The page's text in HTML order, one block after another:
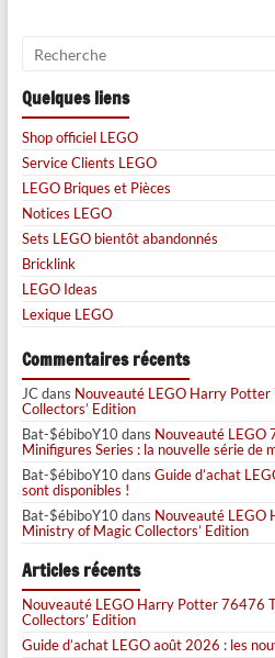
Quelques liens
Shop officiel LEGO
Service Clients LEGO
LEGO Briques et Pièces
Notices LEGO
Sets LEGO bientôt abandonnés
Bricklink
LEGO Ideas
Lexique LEGO
Commentaires récents
JCdans Nouveauté LEGO Harry
Collectors’ Edition
Bat-$ébiboY10dans Nouveauté LEGO
Minifigures Series : la nouvelle série de
Bat-$ébiboY10dans Guide d’achat
sont disponibles !
Bat-$ébiboY10dans Nouveauté LEGO
Ministry of Magic Collectors’ Edition
Articles récents
Nouveauté LEGO Harry Potter 76476
Collectors’ Edition
Guide d’achat LEGO août 2026 : les